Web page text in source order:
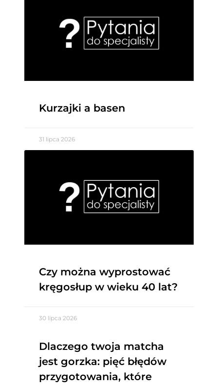
Kurzajki a basen
31 lipca 2026
Czy można wyprostować
kręgosłup w wieku 40 lat?
30 lipca 2026
Dlaczego twoja matcha
jest gorzka: pięć błędów
przygotowania, które